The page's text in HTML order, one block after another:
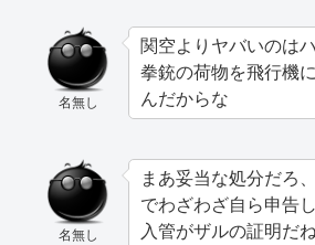
名無し
関空よりヤバいのは
拳銃の荷物を飛行機
んだからな
名無し
まあ妥当な処分だろ
でわざわざ自ら申告
入管がザルの証明だ